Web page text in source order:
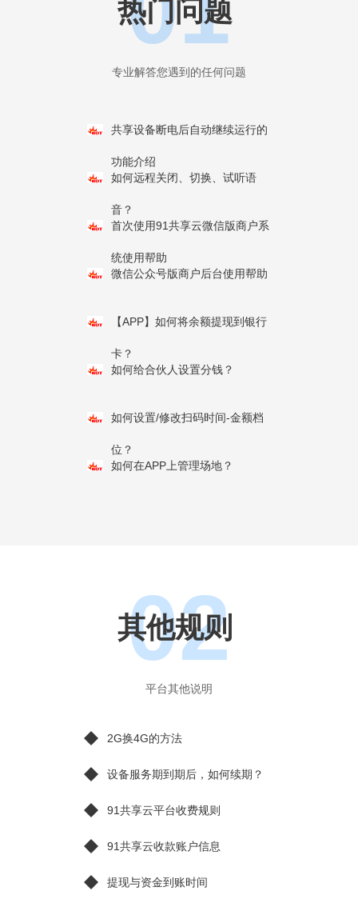
热门问题
专业解答您遇到的任何问题
共享设备断电后自动继续运行的
功能介绍
如何远程关闭、切换、试听语
音？
首次使用91共享云微信版商户系
统使用帮助
微信公众号版商户后台使用帮助
【APP】如何将余额提现到银行
卡？
如何给合伙人设置分钱？
如何设置/修改扫码时间-金额档
位？
如何在APP上管理场地？
02
其他规则
平台其他说明
2G换4G的方法
设备服务期到期后，如何续期？
91共享云平台收费规则
91共享云收款账户信息
提现与资金到账时间